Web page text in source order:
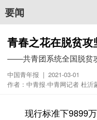
要闻
青春之花在脱贫攻
——共青团系统全国脱贫
中国青年报 | 2021-03-01
作者：中青报·中青网记者 杜沂
现行标准下9899